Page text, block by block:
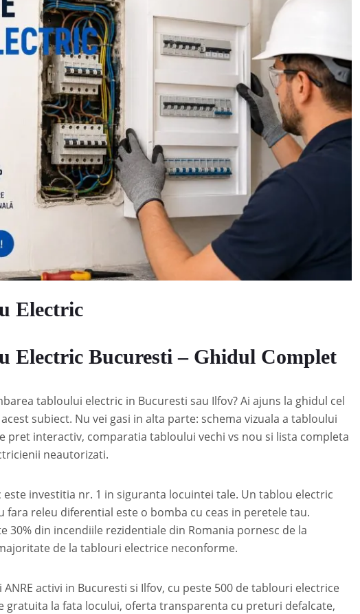
Electric
Electric Bucuresti – Ghidul Complet
tabloului electric in Bucuresti sau Ilfov? Ai ajuns la ghidul cel
subiect. Nu vei gasi in alta parte: schema vizuala a tabloului
pret interactiv, comparatia tabloului vechi vs nou si lista completa
neautorizati.
investitia nr. 1 in siguranta locuintei tale. Un tablou electric
fara releu diferential este o bomba cu ceas in peretele tau.
30% din incendiile rezidentiale din Romania pornesc de la
de la tablouri electrice neconforme.
activi in Bucuresti si Ilfov, cu peste 500 de tablouri electrice
gratuita la fata locului, oferta transparenta cu preturi defalcate,